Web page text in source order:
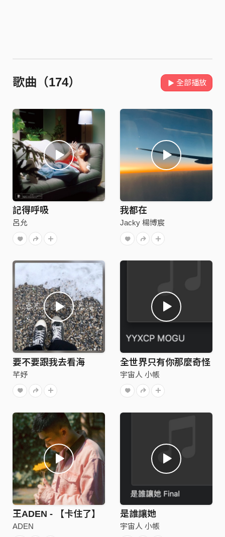
歌曲（174） 全部播放
記得呼吸
呂允
我都在
Jacky 楊博宸
要不要跟我去看海
芊妤
全世界只有你那麼奇怪
宇宙人 小帳
王ADEN - 【卡住了】
ADEN
是誰讓她
宇宙人 小帳